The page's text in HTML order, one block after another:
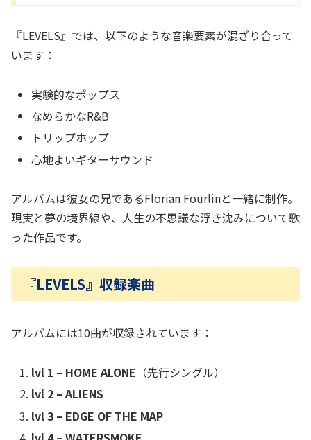
『LEVELS』では、以下のような音楽要素が混ざり合って
います：
実験的なポップス
なめらかなR&B
トリップホップ
心地よいギターサウンド
アルバムは彼女の兄であるFlorian Fourlinと一緒に制作。
現実と夢の境界線や、人生の不思議な浮き沈みについて歌
った作品です。
『LEVELS』収録楽曲
アルバムには10曲が収録されています：
lvl 1 – HOME ALONE （先行シングル）
lvl 2 – ALIENS
lvl 3 – EDGE OF THE MAP